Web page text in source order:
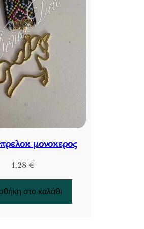
μονοκερος
1,28 €
στο καλάθι